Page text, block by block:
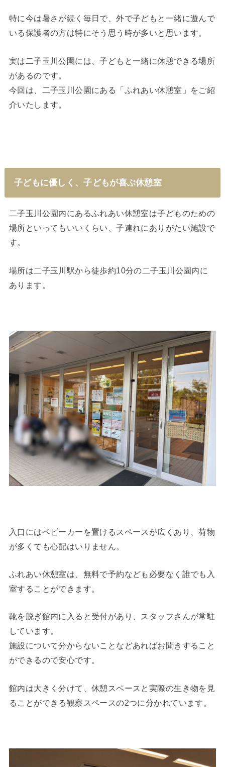
特に今は暑さが続く毎日で、外で子どもと一緒に遊んで
いる保護者の方は特にそう思う時が多いと思います。
実は二子玉川公園には、子どもと一緒に休憩できる場所
があるのです。
今回は、二子玉川公園にある「ふれあい休憩室」をご紹
介いたします。
子どもに優しく、子どもが喜ぶ休憩室
二子玉川公園内にあるふれあい休憩室は子どものための
場所といってもいいくらい、子連れにありがたい施設で
す。
場所は二子玉川駅から徒歩約10分の二子玉川公園内に
あります。
入口にはベビーカーを置けるスペースが広くあり、荷物
が多くても心配はいりません。
ふれあい休憩室は、無料で予約なども必要なく誰でも入
室することができます。
靴を脱ぎ館内に入ると受付があり、スタッフさんが常駐
しています。
施設について分からないことなどあればお聞きすること
ができるので安心です。
館内は大きく分けて、休憩スペースと実際の生き物を見
ることができる観察スペースの2つに分かれています。